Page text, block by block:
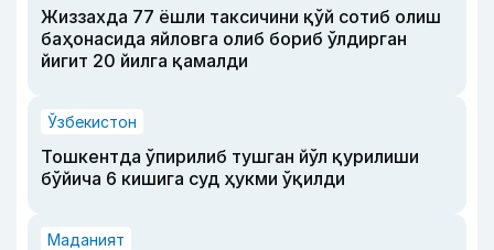
Жиззахда 77 ёшли таксичини қўй сотиб олиш
баҳонасида яйловга олиб бориб ўлдирган
йигит 20 йилга қамалди
Ўзбекистон
Тошкентда ўпирилиб тушган йўл қурилиши
бўйича 6 кишига суд ҳукми ўқилди
Маданият